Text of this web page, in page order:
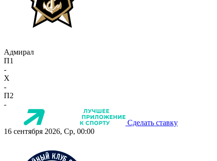
Адмирал
П1
-
X
-
П2
-
Сделать ставку
16 сентября 2026, Ср, 00:00